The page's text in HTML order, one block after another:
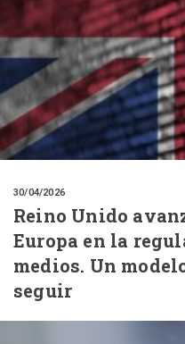
30/04/2026
Reino Unido
Europa en la
medios. Un
seguir